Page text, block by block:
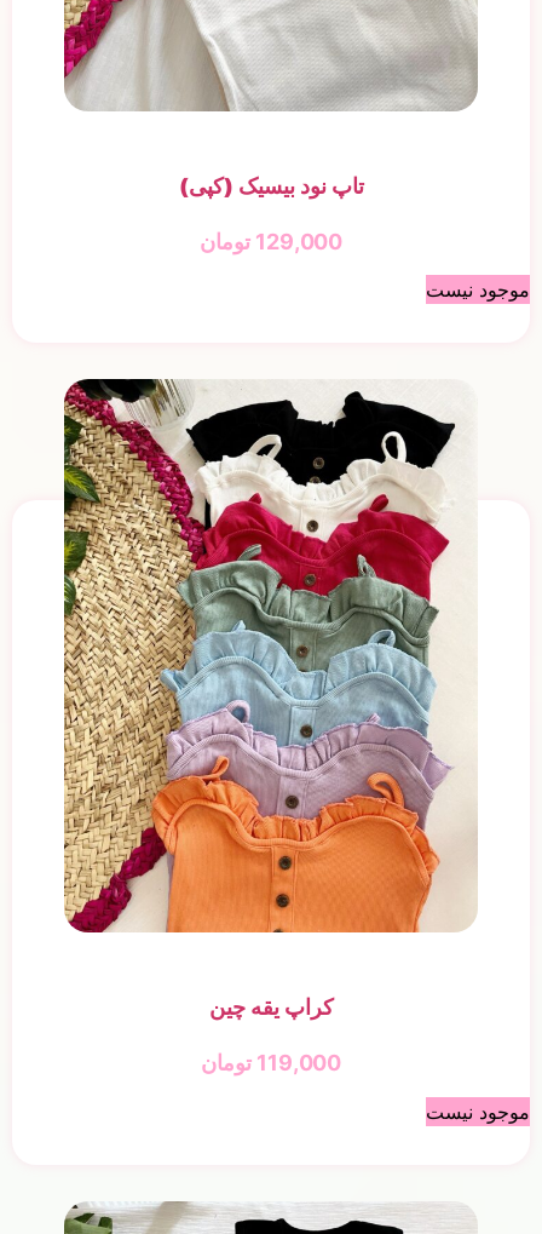
تاپ نود بیسیک (کپی)
129,000 تومان
موجود نیست
کراپ یقه چین
119,000 تومان
موجود نیست